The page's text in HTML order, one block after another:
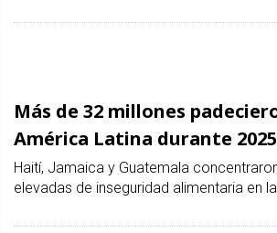
Más de 32 millones
América Latina durante
Haití, Jamaica y Guatemala
elevadas de inseguridad alimentaria en